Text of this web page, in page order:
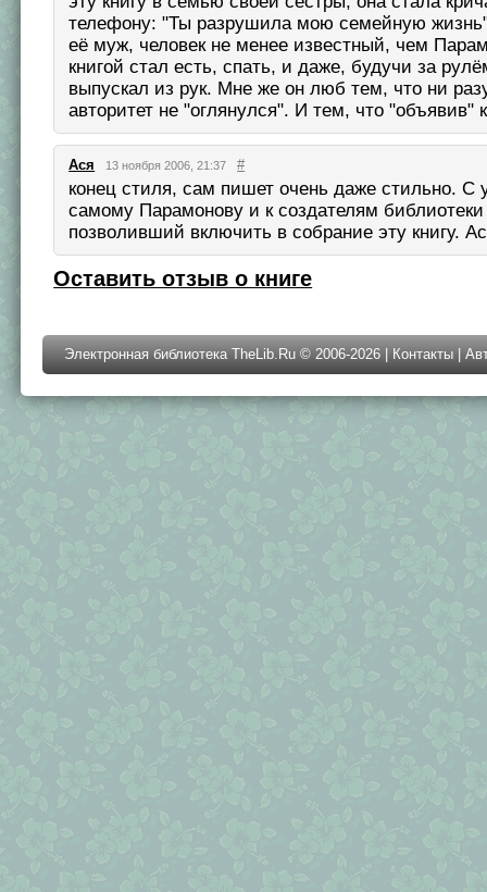
телефону: "Ты разрушила мою семейную
её муж, человек не менее известный, чем
книгой стал есть, спать, и даже, будучи за
выпускал из рук. Мне же он люб тем, что ни
авторитет не "оглянулся". И тем, что "объявив"
Ася 13 ноября 2006, 21:37 #
конец стиля, сам пишет очень даже стильно. С
самому Парамонову и к создателям библиотеки
позволивший включить в собрание эту книгу.
Оставить отзыв о книге
Электронная библиотека TheLib.Ru © 2006-2026 | Контакты |